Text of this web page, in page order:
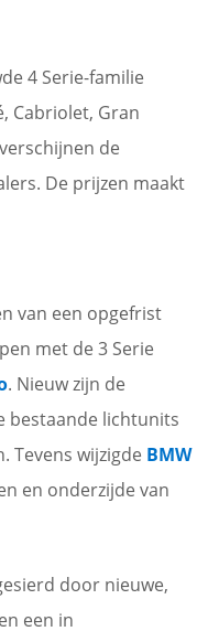
4 Serie-familie
Cabriolet, Gran
de
De prijzen maakt
van een opgefrist
met de 3 Serie
. Nieuw zijn de
bestaande lichtunits
Tevens wijzigde BMW
en onderzijde van
door nieuwe,
een in